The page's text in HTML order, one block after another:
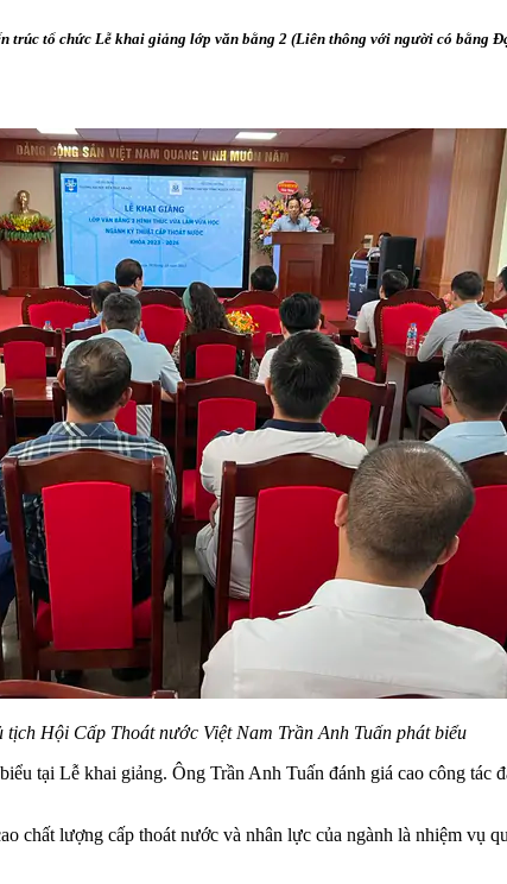
tổ chức Lễ khai giảng lớp văn bằng 2 (Liên thông với người có bằng
tịch Hội Cấp Thoát nước Việt Nam Trần Anh Tuấn phát biểu
tại Lễ khai giảng. Ông Trần Anh Tuấn đánh giá cao công tác
chất lượng cấp thoát nước và nhân lực của ngành là nhiệm vụ